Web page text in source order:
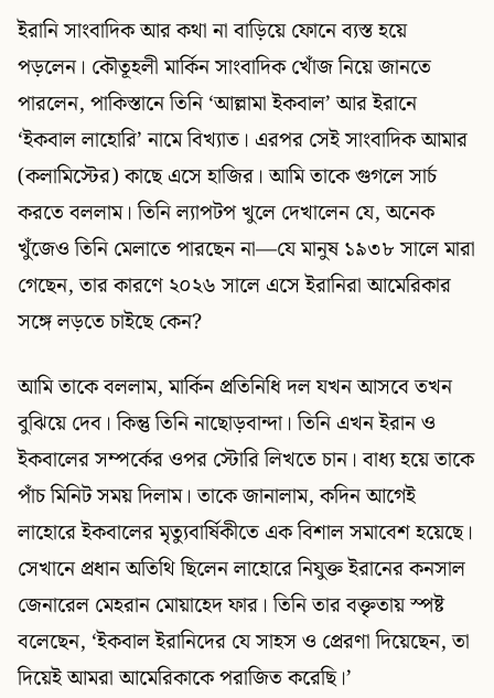
ইরানি সাংবাদিক আর কথা না বাড়িয়ে ফোনে ব্যস্ত হয়ে
পড়লেন। কৌতূহলী মার্কিন সাংবাদিক খোঁজ নিয়ে জানতে
পারলেন, পাকিস্তানে তিনি ‘আল্লামা ইকবাল’ আর ইরানে
‘ইকবাল লাহোরি’ নামে বিখ্যাত। এরপর সেই সাংবাদিক আমার
(কলামিস্টের) কাছে এসে হাজির। আমি তাকে গুগলে সার্চ
করতে বললাম। তিনি ল্যাপটপ খুলে দেখালেন যে, অনেক
খুঁজেও তিনি মেলাতে পারছেন না—যে মানুষ ১৯৩৮ সালে মারা
গেছেন, তার কারণে ২০২৬ সালে এসে ইরানিরা আমেরিকার
সঙ্গে লড়তে চাইছে কেন?
আমি তাকে বললাম, মার্কিন প্রতিনিধি দল যখন আসবে তখন
বুঝিয়ে দেব। কিন্তু তিনি নাছোড়বান্দা। তিনি এখন ইরান ও
ইকবালের সম্পর্কের ওপর স্টোরি লিখতে চান। বাধ্য হয়ে তাকে
পাঁচ মিনিট সময় দিলাম। তাকে জানালাম, কদিন আগেই
লাহোরে ইকবালের মৃত্যুবার্ষিকীতে এক বিশাল সমাবেশ হয়েছে।
সেখানে প্রধান অতিথি ছিলেন লাহোরে নিযুক্ত ইরানের কনসাল
জেনারেল মেহরান মোয়াহেদ ফার। তিনি তার বক্তৃতায় স্পষ্ট
বলেছেন, ‘ইকবাল ইরানিদের যে সাহস ও প্রেরণা দিয়েছেন, তা
দিয়েই আমরা আমেরিকাকে পরাজিত করেছি।’